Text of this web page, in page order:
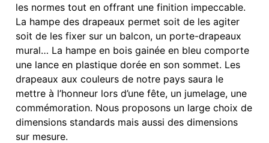
les normes tout en offrant une finition impeccable.
La hampe des drapeaux permet soit de les agiter
soit de les fixer sur un balcon, un porte-drapeaux
mural… La hampe en bois gainée en bleu comporte
une lance en plastique dorée en son sommet. Les
drapeaux aux couleurs de notre pays saura le
mettre à l’honneur lors d’une fête, un jumelage, une
commémoration. Nous proposons un large choix de
dimensions standards mais aussi des dimensions
sur mesure.